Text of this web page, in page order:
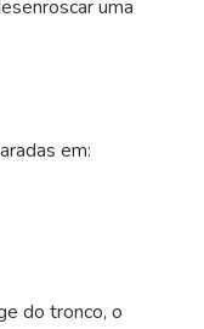
uma
em:
do tronco, o